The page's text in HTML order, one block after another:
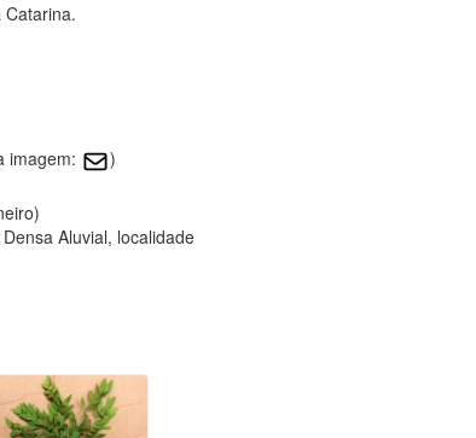
Catarina.
imagem:
)
Aluvial, localidade